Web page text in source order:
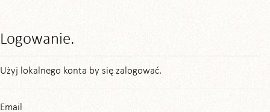
Logowanie.
Użyj lokalnego konta by się zalogować.
Email